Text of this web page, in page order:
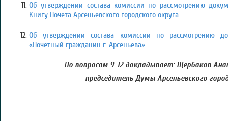
Об утверждении состава комиссии по рассмотрению
Книгу Почета Арсеньевского городского округа.
Об утверждении состава комиссии по рассмотрению
«Почетный гражданин г. Арсеньева».
По вопросам 9-12 докладывает: Щербаков
председатель Думы Арсеньевского